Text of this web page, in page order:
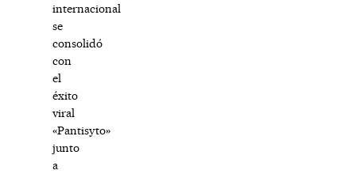
internacional
se
consolidó
con
el
éxito
viral
«Pantisyto»
junto
a